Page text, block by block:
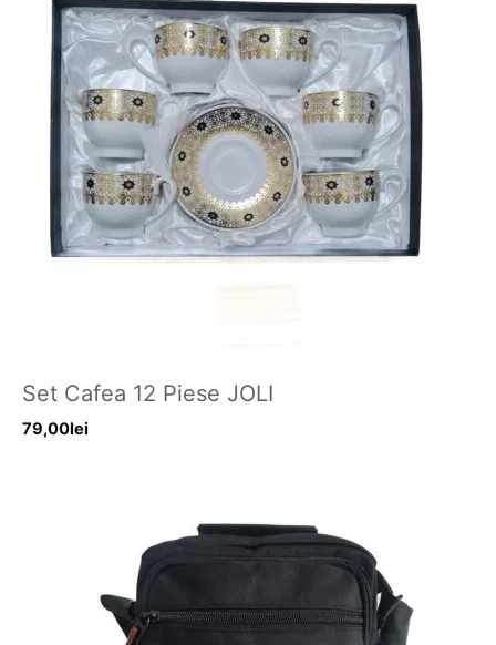
Set Cafea 12 Piese JOLI
79,00lei